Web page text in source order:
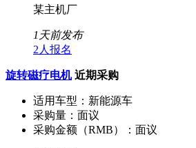
某主机厂
1天前发布
2人报名
旋转磁疗电机 近期采购
适用车型： 新能源车
采购量： 面议
采购金额（RMB）： 面议